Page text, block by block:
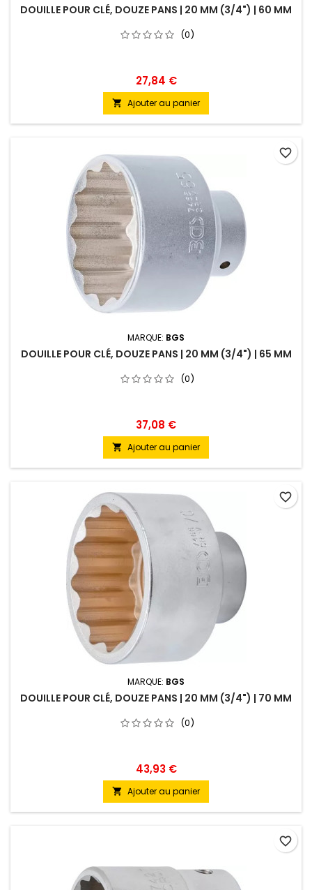
DOUILLE POUR CLÉ, DOUZE PANS | 20 MM (3/4") | 60 MM
(0)
27,84 €
 Ajouter au panier
MARQUE: BGS
DOUILLE POUR CLÉ, DOUZE PANS | 20 MM (3/4") | 65 MM
(0)
37,08 €
 Ajouter au panier
favorite_border
MARQUE: BGS
DOUILLE POUR CLÉ, DOUZE PANS | 20 MM (3/4") | 70 MM
(0)
43,93 €
 Ajouter au panier
favorite_border
favorite_border